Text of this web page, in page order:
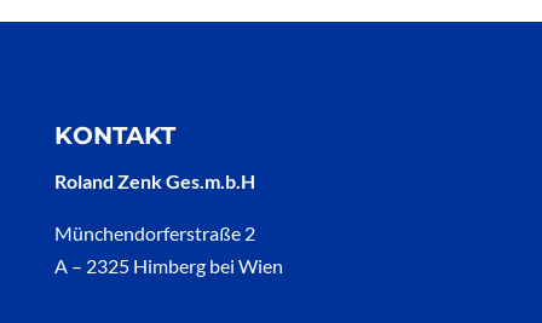
KONTAKT
Roland Zenk Ges.m.b.H
Münchendorferstraße 2
A – 2325 Himberg bei Wien